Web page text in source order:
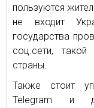
пользуются
не входит
государства
соц.сети,
страны.
Также стоит
Telegram и